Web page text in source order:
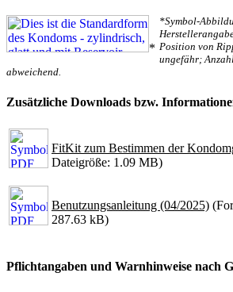
*
*Symbol-
Position von
ungefähr;
abweichend.
Zusätzliche Downloads bzw.
FitKit zum Bestimmen der
Dateigröße: 1.09 MB)
Benutzungsanleitung (04/2025)
287.63 kB)
Pflichtangaben und Warnhinweise nach